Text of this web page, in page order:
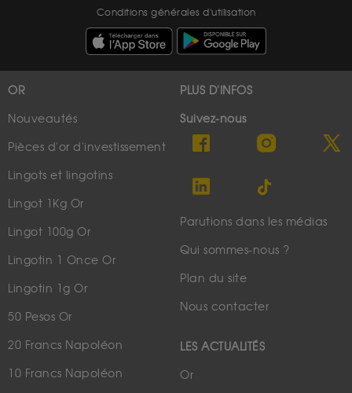
Conditions générales d'utilisation
OR
Nouveautés
Pièces d'or d'investissement
Lingots et lingotins
Lingot 1Kg Or
Lingot 100g Or
Lingotin 1 Once Or
Lingotin 1g Or
50 Pesos Or
20 Francs Napoléon
10 Francs Napoléon
PLUS D'INFOS
Suivez-nous
Parutions dans les médias
Qui sommes-nous ?
Plan du site
Nous contacter
LES ACTUALITÉS
Or